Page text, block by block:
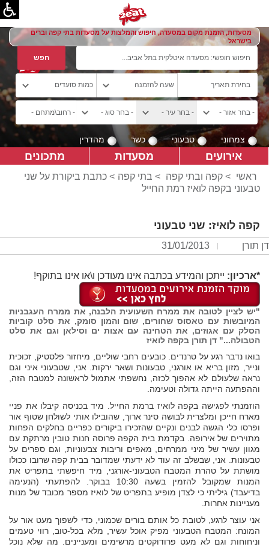
מסעדות, הזמנת מקום במסעדה, חיפוש והמלצות על מסעדות בתי קפה וברים
בישראל
צמחוני טבעוני כשר מהדרין
אירועים מסעדות מתכונים
ראשי > קפה ובתי קפה > בתי קפה > כתבת ביקורת על שני
טבעוני בקפה לואיז רמת החייל
קפה לואיז: שני טבעוני
דן תורן 31/01/2013
*ארכיון: ייתכן והמידע בכתבה אינו מעודכן ו\או אינו בתוקף!
"יש לציין לטובה את ממרח השעועית הלבנה, את ממרח העגבניות
המיובשות עם טאסוס שחורים, שום והמון סומק, את סלט קוביות
הסלק עם אגוזים, את הטחינה עם אצות ים וסילאן וגם את סלט
הטבולה..." דן תורן בקפה לואיז
בואו נדבר רגע על טרנדים. כובעים רחבי שוליים, מיחזור פלסטיק, זכוכית
ונייר, מזון בריא או אורגני, טבעונות ושאר ירקות. אני, שטבעוני איני וגם
נראה שלעולם לא אהפוך לכזה, נחשפתי אתמול לראשונה למטבח הזה,
וההפתעה הייתה גדולה וטעימה.
הוזמנתי לפגישה בקפה לואיז ברמת החייל. מיד בכניסה קיבלו את פניי
מארח חייכן ומלצרית לבושה סינר ארוך, שהובילו אותי לשולחן שטוף אור
ופרסו כלי הגשה לבנים ונקיים שהזכירו ביקורים כפריים בחלקים הפחות
מתוירים של אירופה. בקדמת בית הקפה פרוסה חנות טובין מרתקת עם
מגוון עשיר של מיני ממרחים, מאפים וריבות צבעוניות, וגם ספרים על
טבעונות. אני, שבשלב זה עוד לא ידעתי שמדובר בבית קפה שרובו ככולו
מושתת על טהרת המטבח הטבעוני-אורגני, מיד חיפשתי בתפריט את
המנות שמקובל להזמין בשעה 10:30 בבוקר. להפתעתי (הנעימה
בדיעבד) גיליתי כי לצדן מופיע בתפריט של לואיז מספר מכובד של מנות
מעניינות אחרות.
אני עוצר לרגע, לטובת כל אותם בורים שכמוני, כדי לשפוך מעט אור על
המונח: המטבח הטבעוני מפיק אוכל עשיר, מלא בכל-טוב, רווי טעמים
וניחוחות וגם לא מעט פרודוקטים מרשימים ומעניינים. מה שלא נוכל